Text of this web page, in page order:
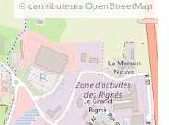
© contributeurs OpenStreetMap